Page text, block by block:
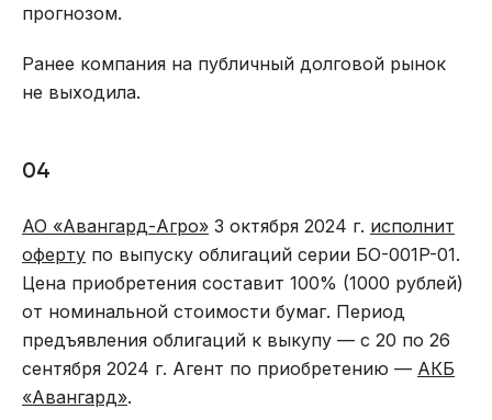
прогнозом.
Ранее компания на публичный долговой рынок
не выходила.
04
АО «Авангард-Агро» 3 октября 2024 г. исполнит
оферту по выпуску облигаций серии БО-001P-01.
Цена приобретения составит 100% (1000 рублей)
от номинальной стоимости бумаг. Период
предъявления облигаций к выкупу — с 20 по 26
сентября 2024 г. Агент по приобретению — АКБ
«Авангард».